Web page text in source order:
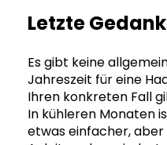
Letzte
Es gibt keine
Jahreszeit für eine
Ihren konkreten Fall
In kühleren Monaten
etwas einfacher,